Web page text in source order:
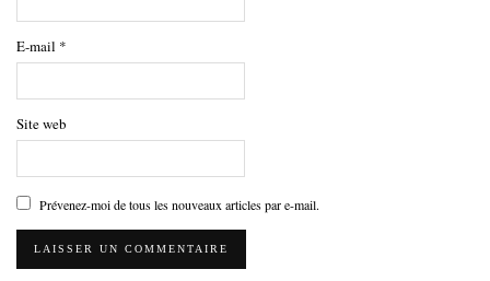
E-mail *
Site web
Prévenez-moi de tous les nouveaux articles par e-mail.